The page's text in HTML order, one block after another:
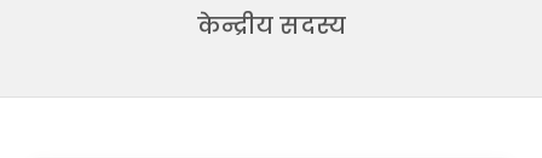
केन्द्रीय सदस्य